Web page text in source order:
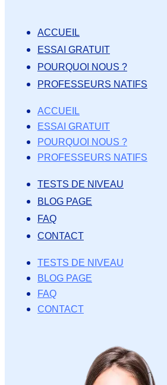
ACCUEIL
ESSAI GRATUIT
POURQUOI NOUS ?
PROFESSEURS NATIFS
ACCUEIL
ESSAI GRATUIT
POURQUOI NOUS ?
PROFESSEURS NATIFS
TESTS DE NIVEAU
BLOG PAGE
FAQ
CONTACT
TESTS DE NIVEAU
BLOG PAGE
FAQ
CONTACT